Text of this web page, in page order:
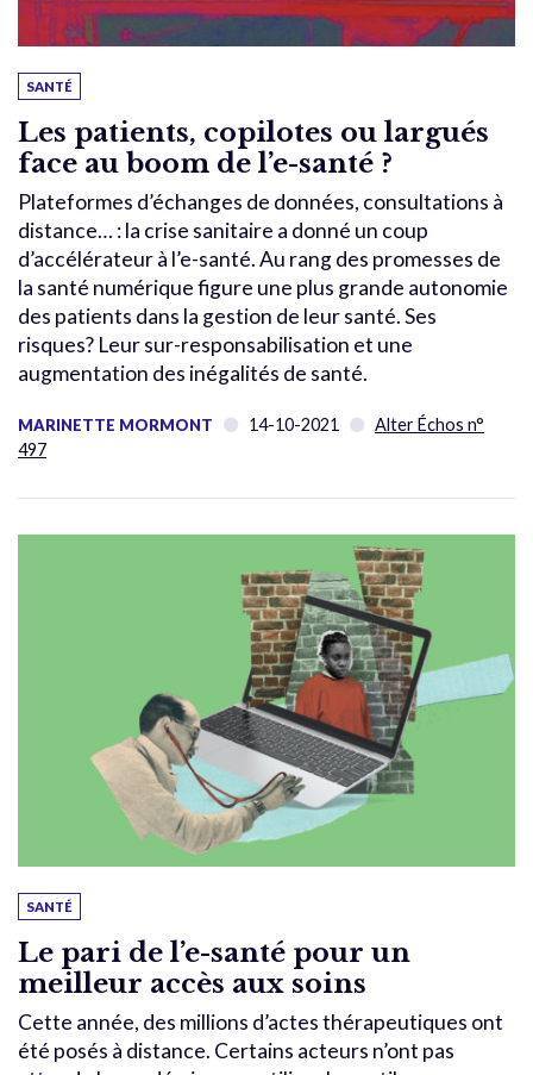
SANTÉ
Les patients, copilotes ou largués
face au boom de l’e-santé ?
Plateformes d’échanges de données, consultations à
distance… : la crise sanitaire a donné un coup
d’accélérateur à l’e-santé. Au rang des promesses de
la santé numérique figure une plus grande autonomie
des patients dans la gestion de leur santé. Ses
risques? Leur sur-responsabilisation et une
augmentation des inégalités de santé.
MARINETTE MORMONT 14-10-2021
Alter Échos n°
497
SANTÉ
Le pari de l’e-santé pour un
meilleur accès aux soins
Cette année, des millions d’actes thérapeutiques ont
été posés à distance. Certains acteurs n’ont pas